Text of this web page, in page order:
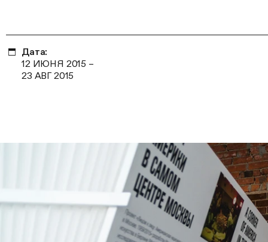
Дата:
12 ИЮНЯ 2015 –
23 АВГ 2015